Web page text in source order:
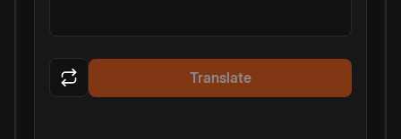
Translate